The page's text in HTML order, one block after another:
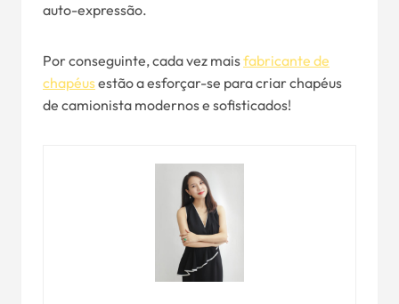
auto-expressão.
Por conseguinte, cada vez maisfabricante de
chapéusestão a esforçar-se para criar chapéus
de camionista modernos e sofisticados!